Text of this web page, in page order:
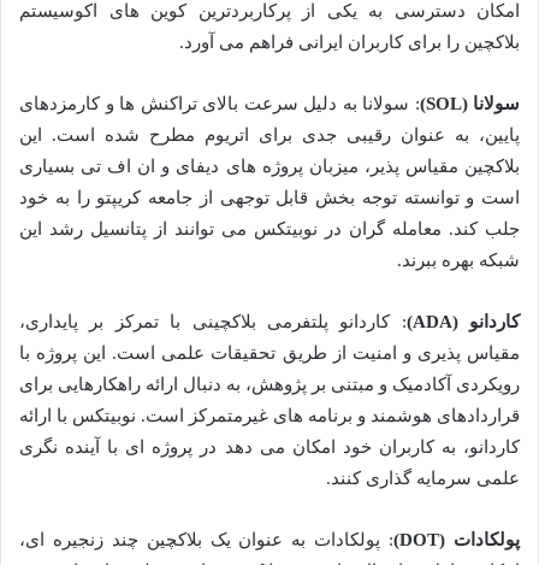
امکان دسترسی به یکی از پرکاربردترین کوین های اکوسیستم
بلاکچین را برای کاربران ایرانی فراهم می آورد.
سولانا (SOL)
: سولانا به دلیل سرعت بالای تراکنش ها و کارمزدهای
پایین، به عنوان رقیبی جدی برای اتریوم مطرح شده است. این
بلاکچین مقیاس پذیر، میزبان پروژه های دیفای و ان اف تی بسیاری
است و توانسته توجه بخش قابل توجهی از جامعه کریپتو را به خود
جلب کند. معامله گران در نوبیتکس می توانند از پتانسیل رشد این
شبکه بهره ببرند.
کاردانو (ADA)
: کاردانو پلتفرمی بلاکچینی با تمرکز بر پایداری،
مقیاس پذیری و امنیت از طریق تحقیقات علمی است. این پروژه با
رویکردی آکادمیک و مبتنی بر پژوهش، به دنبال ارائه راهکارهایی برای
قراردادهای هوشمند و برنامه های غیرمتمرکز است. نوبیتکس با ارائه
کاردانو، به کاربران خود امکان می دهد در پروژه ای با آینده نگری
علمی سرمایه گذاری کنند.
پولکادات (DOT)
: پولکادات به عنوان یک بلاکچین چند زنجیره ای،